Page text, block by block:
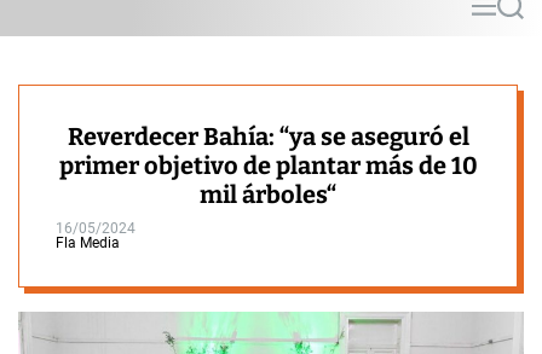
MS
Reverdecer Bahía: “ya se aseguró el
primer objetivo de plantar más de 10
mil árboles“
16/05/2024
Fla Media